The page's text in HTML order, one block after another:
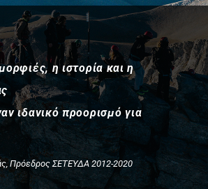
η ιστορία και η
ιδανικό προορισμό για
Πρόεδρος ΣΕΤΕΥΔΑ 2012-2020